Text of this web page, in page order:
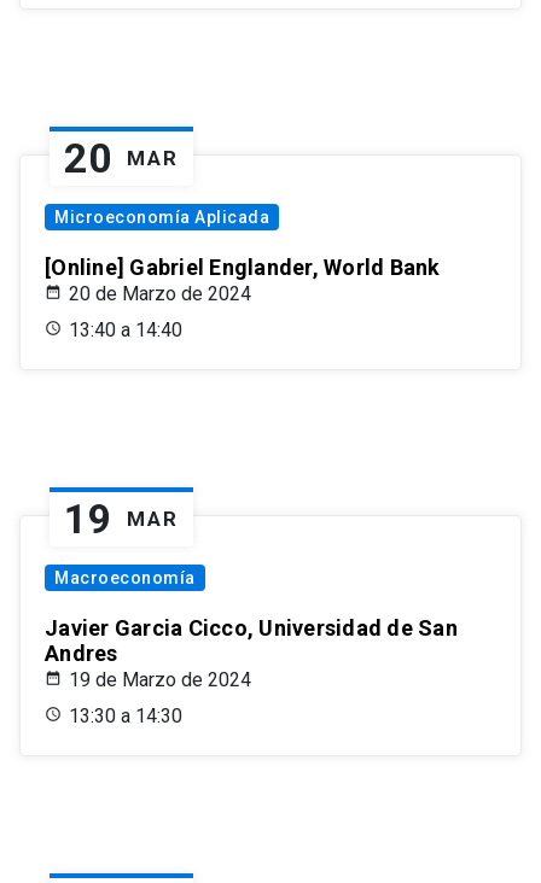
20 MAR
Microeconomía Aplicada
[Online] Gabriel Englander, World Bank
20 de Marzo de 2024
13:40 a 14:40
19 MAR
Macroeconomía
Javier Garcia Cicco, Universidad de San
Andres
19 de Marzo de 2024
13:30 a 14:30